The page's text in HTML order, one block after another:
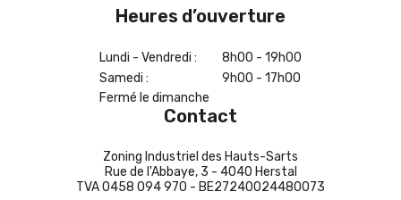
Heures d’ouverture
Lundi - Vendredi :
8h00 - 19h00
Samedi :
9h00 - 17h00
Fermé le dimanche
Contact
Zoning Industriel des Hauts-Sarts
Rue de l'Abbaye, 3 - 4040 Herstal
TVA 0458 094 970 - BE27240024480073